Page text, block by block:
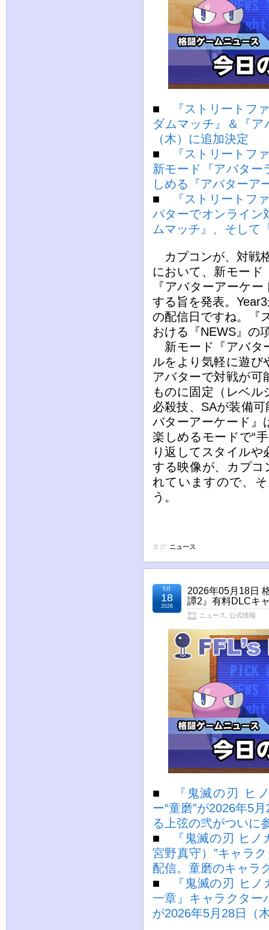
■
『ストリートフ
ダムマッチ』＆『
（木）に追加決定
■
『ストリートフ
新モード『アバター
しめる『アバターア
■
『ストリートフ
バターでオンライン
ムマッチ』、そして
カプコンが、対戦
において、新モード
『アバターアーケ
する旨を発表。
の配信日ですね。『
おける『NEWS』の
新モード『アバタ
ルをより気軽に遊び
アバターで対戦が可
ものに固定（レベ
必殺技、SAが装備
バターアーケード』
楽しめるモードで“
り返してスタイル
する映像が、カプコ
れていますので、
う。
タグ: ニュース
2026年05月18日
譚2』有料DLCキ
ニュース 公式情報
5月
18
2026
■
『鬼滅の刃 ヒ
ー“童磨”が2026年5
る上弦の弐がついに
■
『鬼滅の刃 ヒ
宮野真守）”キャラ
配信。童磨のキャラ
■
『鬼滅の刃 ヒ
一章』キャラクター
が2026年5月28日（